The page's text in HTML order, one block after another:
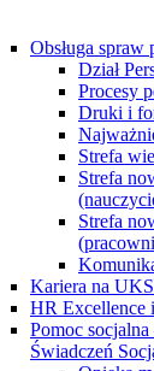
Obsługa spraw
Dział
Procesy
Druki i
Strefa
Strefa
Strefa
Kariera na
HR Excellence
Pomoc
Świadczeń